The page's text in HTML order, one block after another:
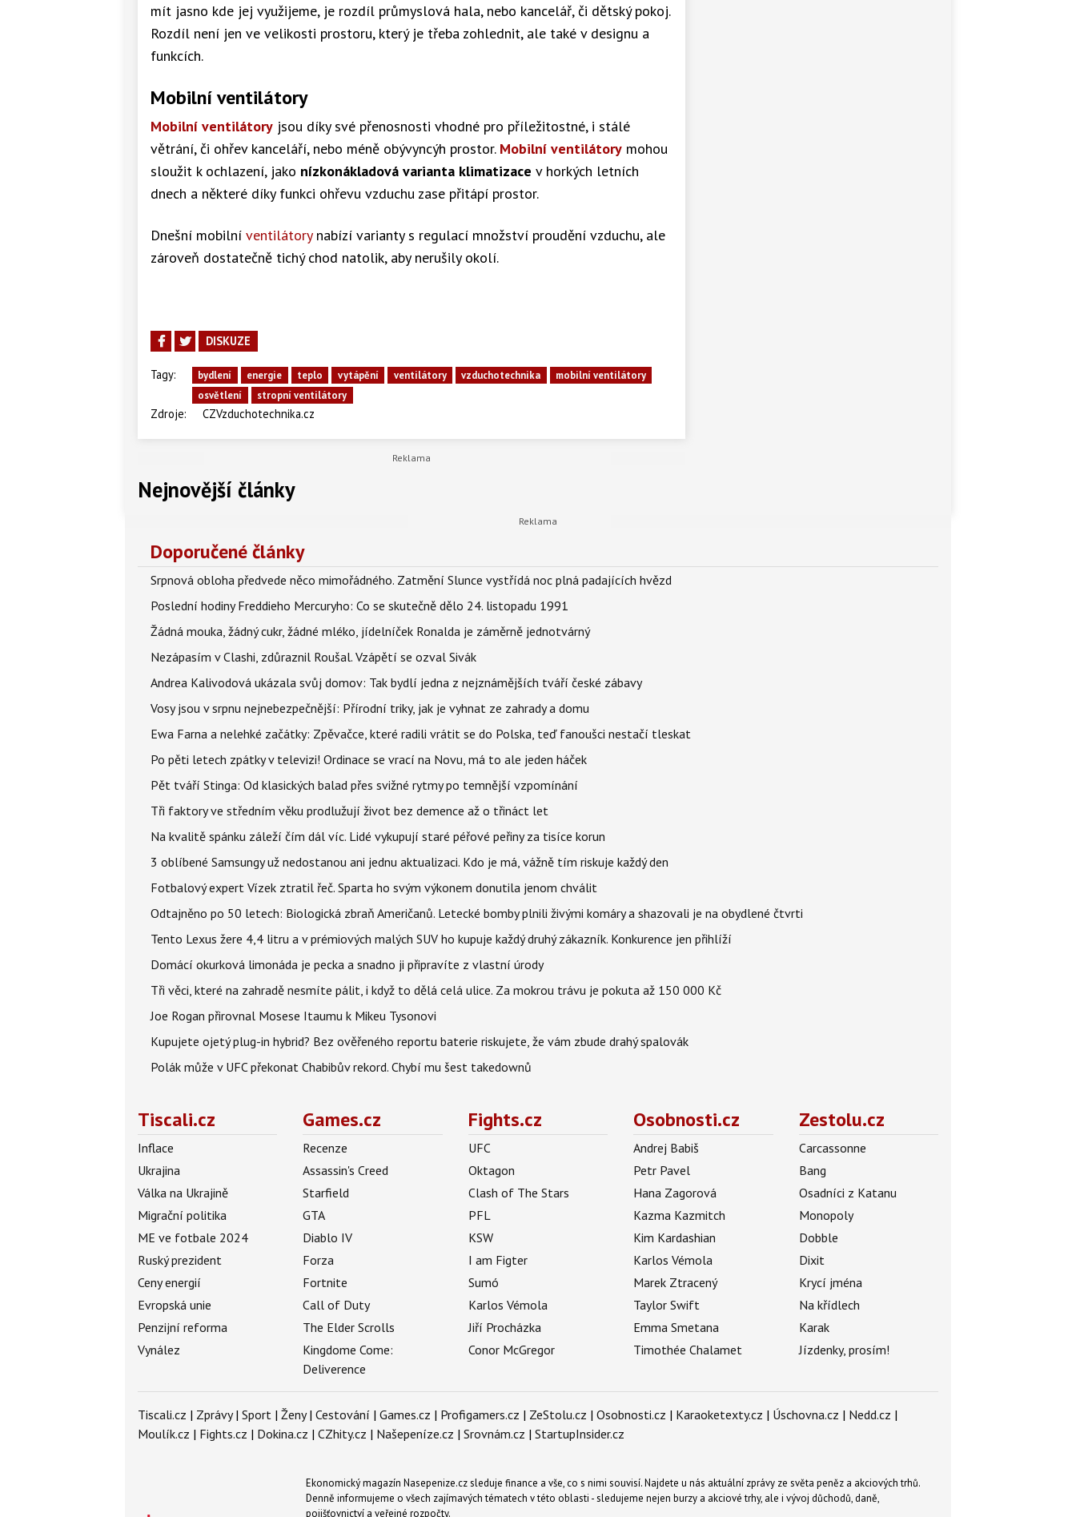
mít jasno kde jej využijeme, je rozdíl průmyslová hala, nebo kancelář, či dětský pokoj.
Rozdíl není jen ve velikosti prostoru, který je třeba zohlednit, ale také v designu a
funkcích.
Mobilní ventilátory
Mobilní ventilátory jsou díky své přenosnosti vhodné pro příležitostné, i stálé
větrání, či ohřev kanceláří, nebo méně obývyncýh prostor. Mobilní ventilátory mohou
sloužit k ochlazení, jako nízkonákladová varianta klimatizace v horkých letních
dnech a některé díky funkci ohřevu vzduchu zase přitápí prostor.
Dnešní mobilní ventilátorynabízí varianty s regulací množství proudění vzduchu, ale
zároveň dostatečně tichý chod natolik, aby nerušily okolí.
DISKUZE
Tagy: bydlení energie teplo vytápění ventilátory vzduchotechnika
mobilní ventilátory
osvětlení
stropní ventilátory
Zdroje: CZVzduchotechnika.cz
Nejnovější články
Doporučené články
Srpnová obloha předvede něco mimořádného. Zatmění Slunce vystřídá noc plná padajících hvězd
Poslední hodiny Freddieho Mercuryho: Co se skutečně dělo 24. listopadu 1991
Žádná mouka, žádný cukr, žádné mléko, jídelníček Ronalda je záměrně jednotvárný
Nezápasím v Clashi, zdůraznil Roušal. Vzápětí se ozval Sivák
Andrea Kalivodová ukázala svůj domov: Tak bydlí jedna z nejznámějších tváří české zábavy
Vosy jsou v srpnu nejnebezpečnější: Přírodní triky, jak je vyhnat ze zahrady a domu
Ewa Farna a nelehké začátky: Zpěvačce, které radili vrátit se do Polska, teď fanoušci nestačí tleskat
Po pěti letech zpátky v televizi! Ordinace se vrací na Novu, má to ale jeden háček
Pět tváří Stinga: Od klasických balad přes svižné rytmy po temnější vzpomínání
Tři faktory ve středním věku prodlužují život bez demence až o třináct let
Na kvalitě spánku záleží čím dál víc. Lidé vykupují staré péřové peřiny za tisíce korun
3 oblíbené Samsungy už nedostanou ani jednu aktualizaci. Kdo je má, vážně tím riskuje každý den
Fotbalový expert Vízek ztratil řeč. Sparta ho svým výkonem donutila jenom chválit
Odtajněno po 50 letech: Biologická zbraň Američanů. Letecké bomby plnili živými komáry a shazovali je na obydlené čtvrti
Tento Lexus žere 4,4 litru a v prémiových malých SUV ho kupuje každý druhý zákazník. Konkurence jen přihlíží
Domácí okurková limonáda je pecka a snadno ji připravíte z vlastní úrody
Tři věci, které na zahradě nesmíte pálit, i když to dělá celá ulice. Za mokrou trávu je pokuta až 150 000 Kč
Joe Rogan přirovnal Mosese Itaumu k Mikeu Tysonovi
Kupujete ojetý plug-in hybrid? Bez ověřeného reportu baterie riskujete, že vám zbude drahý spalovák
Polák může v UFC překonat Chabibův rekord. Chybí mu šest takedownů
Tiscali.cz
Inflace
Ukrajina
Válka na Ukrajině
Migrační politika
ME ve fotbale 2024
Ruský prezident
Ceny energií
Evropská unie
Penzijní reforma
Vynález
Games.cz
Recenze
Assassin's Creed
Starfield
GTA
Diablo IV
Forza
Fortnite
Call of Duty
The Elder Scrolls
Kingdome Come:
Deliverence
Fights.cz
UFC
Oktagon
Clash of The Stars
PFL
KSW
I am Figter
Sumó
Karlos Vémola
Jiří Procházka
Conor McGregor
Osobnosti.cz
Andrej Babiš
Petr Pavel
Hana Zagorová
Kazma Kazmitch
Kim Kardashian
Karlos Vémola
Marek Ztracený
Taylor Swift
Emma Smetana
Timothée Chalamet
Zestolu.cz
Carcassonne
Bang
Osadníci z Katanu
Monopoly
Dobble
Dixit
Krycí jména
Na křídlech
Karak
Jízdenky, prosím!
Tiscali.cz | Zprávy| Sport | Ženy| Cestování | Games.cz | Profigamers.cz | ZeStolu.cz | Osobnosti.cz | Karaoketexty.cz | Úschovna.cz | Nedd.cz |
Moulík.cz | Fights.cz | Dokina.cz | CZhity.cz | Našepeníze.cz | Srovnám.cz | StartupInsider.cz
Ekonomický magazín Nasepenize.cz sleduje finance a vše, co s nimi souvisí. Najdete u nás aktuální zprávy ze světa peněz a akciových trhů.
Denně informujeme o všech zajímavých tématech v této oblasti - sledujeme nejen burzy a akciové trhy, ale i vývoj důchodů, daně,
pojišťovnictví a veřejné rozpočty.